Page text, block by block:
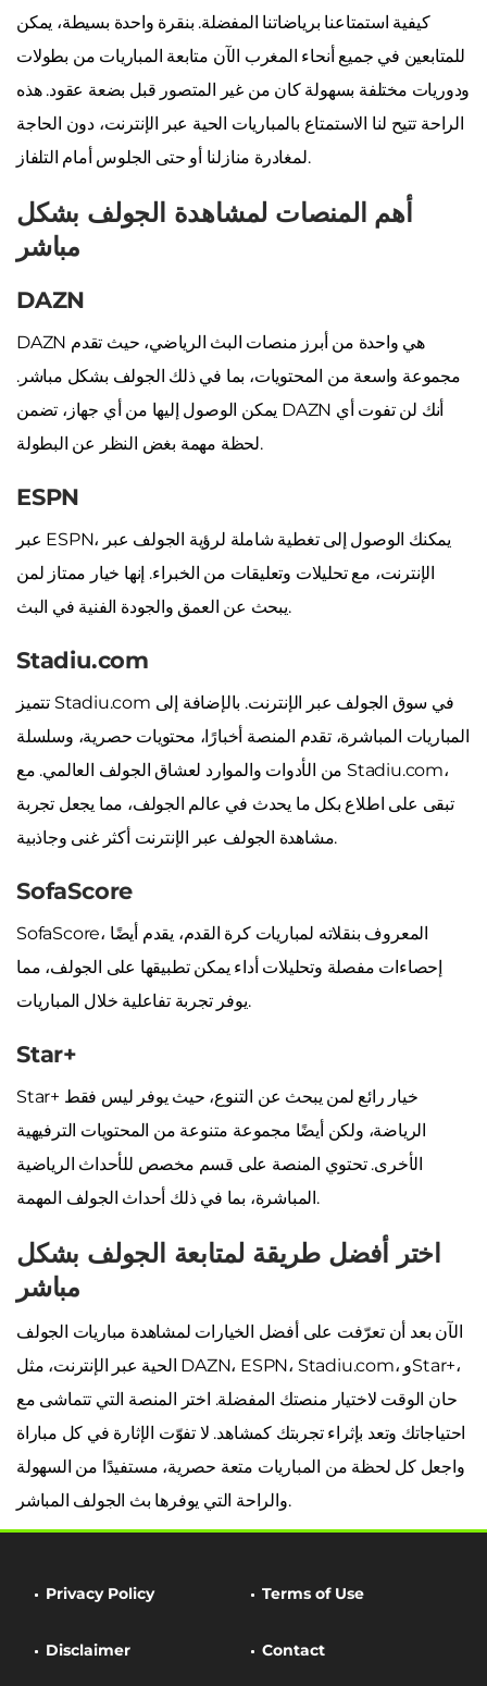
كيفية استمتاعنا برياضاتنا المفضلة. بنقرة واحدة بسيطة، يمكن
للمتابعين في جميع أنحاء المغرب الآن متابعة المباريات من بطولات
ودوريات مختلفة بسهولة كان من غير المتصور قبل بضعة عقود. هذه
الراحة تتيح لنا الاستمتاع بالمباريات الحية عبر الإنترنت، دون الحاجة
لمغادرة منازلنا أو حتى الجلوس أمام التلفاز.
أهم المنصات لمشاهدة الجولف بشكل
مباشر
DAZN
DAZN هي واحدة من أبرز منصات البث الرياضي، حيث تقدم
مجموعة واسعة من المحتويات، بما في ذلك الجولف بشكل مباشر.
يمكن الوصول إليها من أي جهاز، تضمن DAZN أنك لن تفوت أي
لحظة مهمة بغض النظر عن البطولة.
ESPN
عبر ESPN، يمكنك الوصول إلى تغطية شاملة لرؤية الجولف عبر
الإنترنت، مع تحليلات وتعليقات من الخبراء. إنها خيار ممتاز لمن
يبحث عن العمق والجودة الفنية في البث.
Stadiu.com
تتميز Stadiu.com في سوق الجولف عبر الإنترنت. بالإضافة إلى
المباريات المباشرة، تقدم المنصة أخبارًا، محتويات حصرية، وسلسلة
من الأدوات والموارد لعشاق الجولف العالمي. مع Stadiu.com،
تبقى على اطلاع بكل ما يحدث في عالم الجولف، مما يجعل تجربة
مشاهدة الجولف عبر الإنترنت أكثر غنى وجاذبية.
SofaScore
SofaScore، المعروف بنقلاته لمباريات كرة القدم، يقدم أيضًا
إحصاءات مفصلة وتحليلات أداء يمكن تطبيقها على الجولف، مما
يوفر تجربة تفاعلية خلال المباريات.
Star+
Star+ خيار رائع لمن يبحث عن التنوع، حيث يوفر ليس فقط
الرياضة، ولكن أيضًا مجموعة متنوعة من المحتويات الترفيهية
الأخرى. تحتوي المنصة على قسم مخصص للأحداث الرياضية
المباشرة، بما في ذلك أحداث الجولف المهمة.
اختر أفضل طريقة لمتابعة الجولف بشكل
مباشر
الآن بعد أن تعرّفت على أفضل الخيارات لمشاهدة مباريات الجولف
الحية عبر الإنترنت، مثل DAZN، ESPN، Stadiu.com، وStar+،
حان الوقت لاختيار منصتك المفضلة. اختر المنصة التي تتماشى مع
احتياجاتك وتعد بإثراء تجربتك كمشاهد. لا تفوّت الإثارة في كل مباراة
واجعل كل لحظة من المباريات متعة حصرية، مستفيدًا من السهولة
والراحة التي يوفرها بث الجولف المباشر.
Privacy Policy Terms of Use
Disclaimer Contact